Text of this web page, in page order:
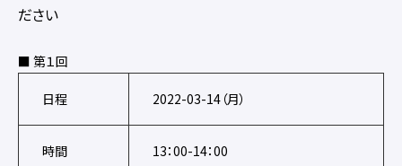
ださい
■ 第１回
日程 2022-03-14（月）
時間 13：00-14：00